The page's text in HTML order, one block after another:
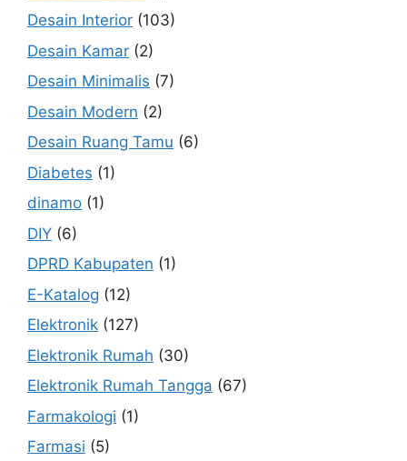
Desain Interior (103)
Desain Kamar (2)
Desain Minimalis (7)
Desain Modern (2)
Desain Ruang Tamu (6)
Diabetes (1)
dinamo (1)
DIY (6)
DPRD Kabupaten (1)
E-Katalog (12)
Elektronik (127)
Elektronik Rumah (30)
Elektronik Rumah Tangga (67)
Farmakologi (1)
Farmasi (5)